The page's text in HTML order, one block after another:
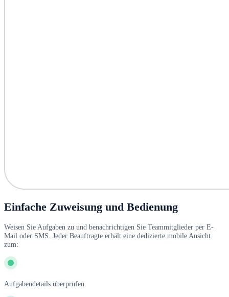
Einfache Zuweisung und Bedienung
Weisen Sie Aufgaben zu und benachrichtigen Sie Teammitglieder per E-
Mail oder SMS. Jeder Beauftragte erhält eine dedizierte mobile Ansicht
zum:
Aufgabendetails überprüfen